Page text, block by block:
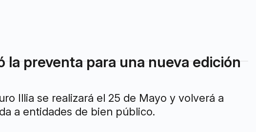
la preventa para una nueva edición
Illia se realizará el 25 de Mayo y volverá a
a entidades de bien público.